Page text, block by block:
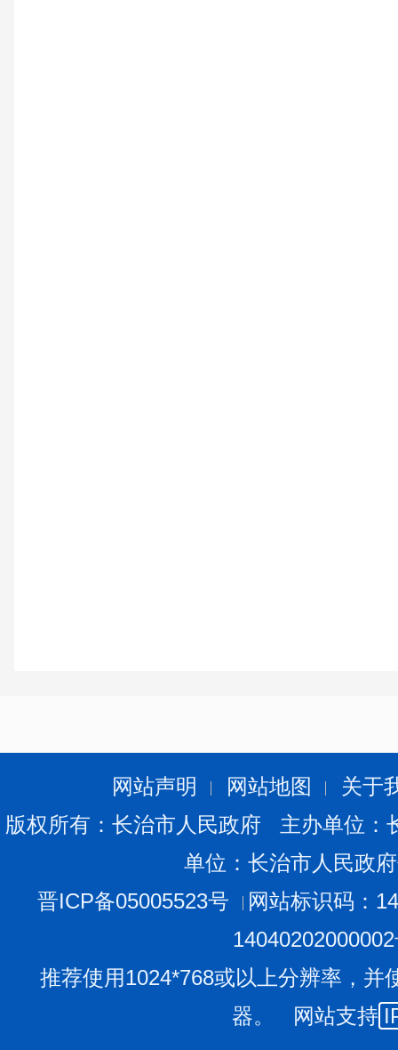
网站声明 网站地图
关于
版权所有：长治市人民政府 主办单位
单位：长治市人民政
晋ICP备05005523号
网站标识码：
推荐使用1024*768或以上分辨率，并
器。 网站支持